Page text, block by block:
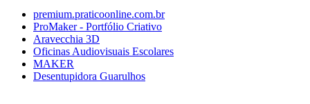
premium.praticoonline.com.br
ProMaker - Portfólio Criativo
Aravecchia 3D
Oficinas Audiovisuais Escolares
MAKER
Desentupidora Guarulhos